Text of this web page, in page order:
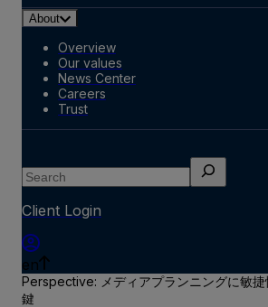
About
Overview
Our values
News Center
Careers
Trust
Search
Client Login
en
Perspective: メディアプランニングに敏
鍵